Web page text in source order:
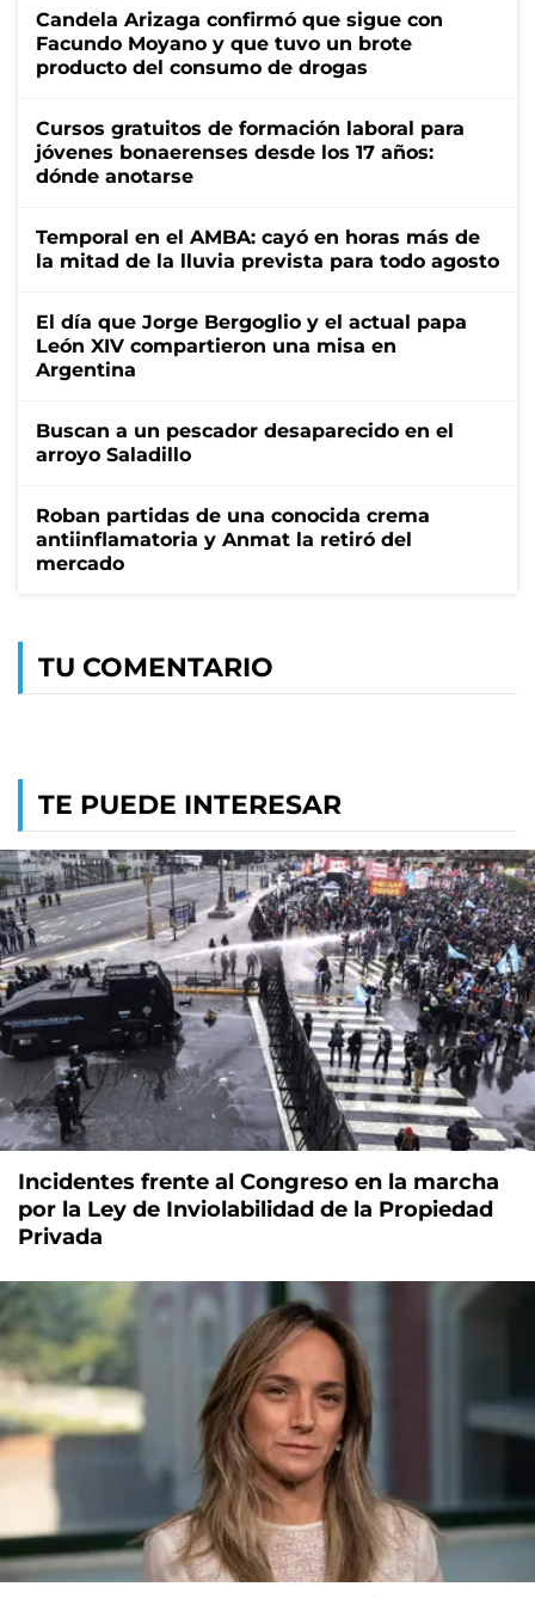
Candela Arizaga confirmó que sigue con
Facundo Moyano y que tuvo un brote
producto del consumo de drogas
Cursos gratuitos de formación laboral para
jóvenes bonaerenses desde los 17 años:
dónde anotarse
Temporal en el AMBA: cayó en horas más de
la mitad de la lluvia prevista para todo agosto
El día que Jorge Bergoglio y el actual papa
León XIV compartieron una misa en
Argentina
Buscan a un pescador desaparecido en el
arroyo Saladillo
Roban partidas de una conocida crema
antiinflamatoria y Anmat la retiró del
mercado
TU COMENTARIO
TE PUEDE INTERESAR
Incidentes frente al Congreso en la marcha
por la Ley de Inviolabilidad de la Propiedad
Privada